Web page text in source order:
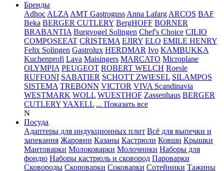
Бренды
Adhoc ALZA AMT Gastroguss Anna Lafarg ARCOS BAF
Beka BERGER CUTLERY BergHOFF BORNER
BRABANTIA Burgvogel Solingen Chef's Choice CILIO
COMPOSEEAT CRISTEMA EJIRY ELO EMILE HENRY
Felix Solingen Gastrolux HERDMAR Ivo KAMBUKKA
Kuchenprofi Lava Maisingers MARCATO Microplane
OLYMPIA PEUGEOT ROBERT WELCH Roesle
RUFFONI SABATIER SCHOTT ZWIESEL SILAMPOS
SISTEMA TREBONN VICTOR VIVA Scandinavia
WESTMARK WOLL WUESTHOF Zassenhaus BERGER
CUTLERYYAXELL ... Показать все
N
Посуда
Адаптеры для индукционных плит Всё для выпечки и
запекания Жаровни Казаны Кастрюли Ковши Крышки
Мантоварки Молоковарки Молочники Наборы для
фондю Наборы кастрюль и сковород Пароварки
Сковороды Скороварки Соковарки Сотейники Тажины